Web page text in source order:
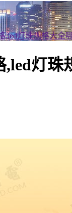
,led灯珠规格大全
灯珠